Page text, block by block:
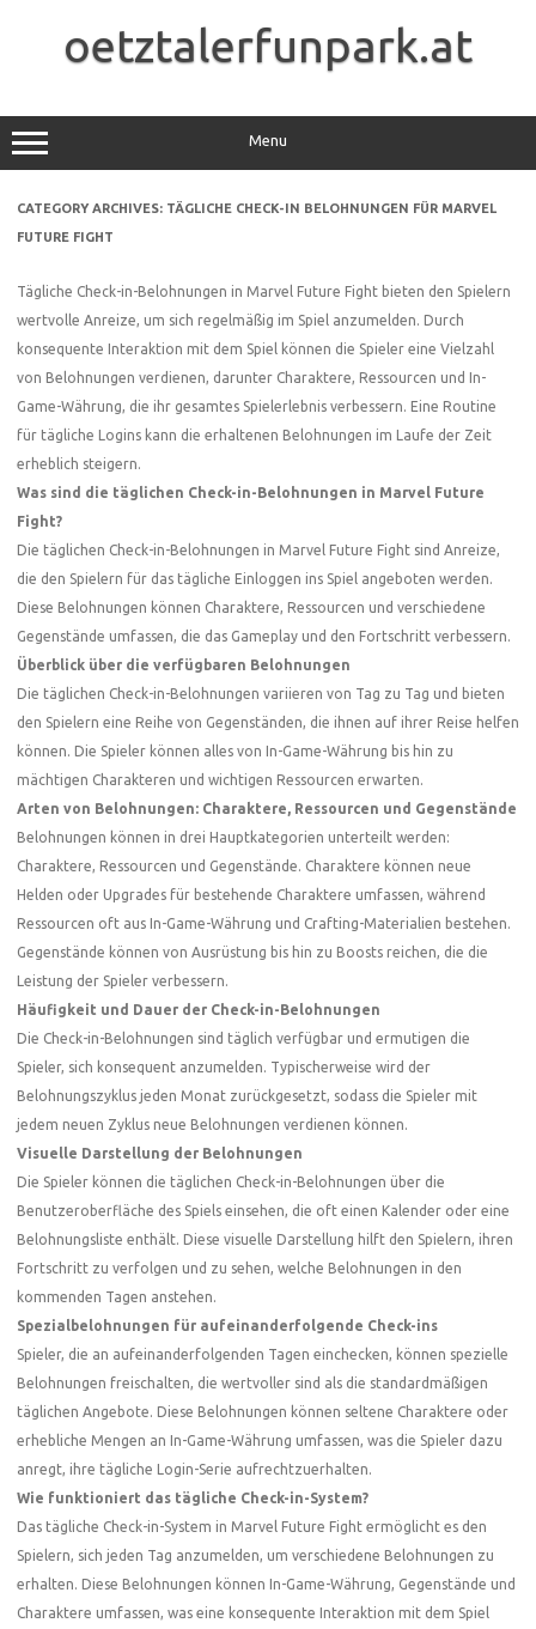
oetztalerfunpark.at
Menu
CATEGORY ARCHIVES: TÄGLICHE CHECK-IN BELOHNUNGEN FÜR MARVEL
FUTURE FIGHT
Tägliche Check-in-Belohnungen in Marvel Future Fight bieten den Spielern
wertvolle Anreize, um sich regelmäßig im Spiel anzumelden. Durch
konsequente Interaktion mit dem Spiel können die Spieler eine Vielzahl
von Belohnungen verdienen, darunter Charaktere, Ressourcen und In-
Game-Währung, die ihr gesamtes Spielerlebnis verbessern. Eine Routine
für tägliche Logins kann die erhaltenen Belohnungen im Laufe der Zeit
erheblich steigern.
Was sind die täglichen Check-in-Belohnungen in Marvel Future
Fight?
Die täglichen Check-in-Belohnungen in Marvel Future Fight sind Anreize,
die den Spielern für das tägliche Einloggen ins Spiel angeboten werden.
Diese Belohnungen können Charaktere, Ressourcen und verschiedene
Gegenstände umfassen, die das Gameplay und den Fortschritt verbessern.
Überblick über die verfügbaren Belohnungen
Die täglichen Check-in-Belohnungen variieren von Tag zu Tag und bieten
den Spielern eine Reihe von Gegenständen, die ihnen auf ihrer Reise helfen
können. Die Spieler können alles von In-Game-Währung bis hin zu
mächtigen Charakteren und wichtigen Ressourcen erwarten.
Arten von Belohnungen: Charaktere, Ressourcen und Gegenstände
Belohnungen können in drei Hauptkategorien unterteilt werden:
Charaktere, Ressourcen und Gegenstände. Charaktere können neue
Helden oder Upgrades für bestehende Charaktere umfassen, während
Ressourcen oft aus In-Game-Währung und Crafting-Materialien bestehen.
Gegenstände können von Ausrüstung bis hin zu Boosts reichen, die die
Leistung der Spieler verbessern.
Häufigkeit und Dauer der Check-in-Belohnungen
Die Check-in-Belohnungen sind täglich verfügbar und ermutigen die
Spieler, sich konsequent anzumelden. Typischerweise wird der
Belohnungszyklus jeden Monat zurückgesetzt, sodass die Spieler mit
jedem neuen Zyklus neue Belohnungen verdienen können.
Visuelle Darstellung der Belohnungen
Die Spieler können die täglichen Check-in-Belohnungen über die
Benutzeroberfläche des Spiels einsehen, die oft einen Kalender oder eine
Belohnungsliste enthält. Diese visuelle Darstellung hilft den Spielern, ihren
Fortschritt zu verfolgen und zu sehen, welche Belohnungen in den
kommenden Tagen anstehen.
Spezialbelohnungen für aufeinanderfolgende Check-ins
Spieler, die an aufeinanderfolgenden Tagen einchecken, können spezielle
Belohnungen freischalten, die wertvoller sind als die standardmäßigen
täglichen Angebote. Diese Belohnungen können seltene Charaktere oder
erhebliche Mengen an In-Game-Währung umfassen, was die Spieler dazu
anregt, ihre tägliche Login-Serie aufrechtzuerhalten.
Wie funktioniert das tägliche Check-in-System?
Das tägliche Check-in-System in Marvel Future Fight ermöglicht es den
Spielern, sich jeden Tag anzumelden, um verschiedene Belohnungen zu
erhalten. Diese Belohnungen können In-Game-Währung, Gegenstände und
Charaktere umfassen, was eine konsequente Interaktion mit dem Spiel